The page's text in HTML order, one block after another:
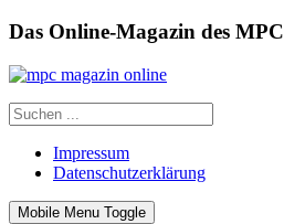
Das Online-Magazin des MPC
Impressum
Datenschutzerklärung
Mobile Menu Toggle